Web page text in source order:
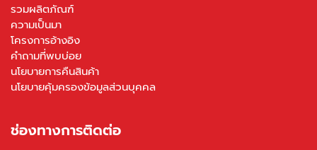
รวมผลิตภัณฑ์
ความเป็นมา
โครงการอ้างอิง
คำถามที่พบบ่อย
นโยบายการคืนสินค้า
นโยบายคุ้มครองข้อมูลส่วนบุคคล
ช่องทางการติดต่อ